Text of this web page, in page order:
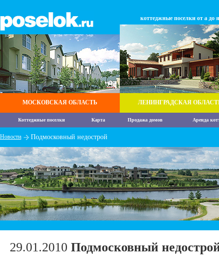
МОСКОВСКАЯ ОБЛАСТЬ
коттеджные поселки от а до я
ЛЕНИНГРАДСКАЯ
Коттеджные поселки Карта Продажа домов Аренда
Новости Подмосковный недострой
29.01.2010 Подмосковный